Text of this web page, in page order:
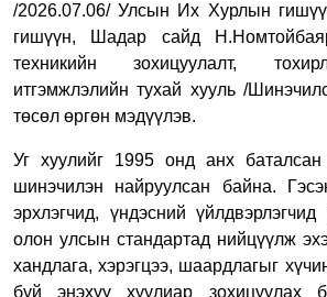
/2026.07.06/ Улсын Их Хурлын
гишүүн, Шадар сайд
техникийн зохицуулалт,
итгэмжлэлийн тухай хууль /
төсөл өргөн мэдүүлэв.
Уг хуулийг 1995 онд анх
шинэчилэн найруулсан байна.
эрхлэгчид, үндэсний
олон улсын стандартад нийцүүлж
хандлага, хэрэгцээ, шаардлагыг
буй энэхүү хуулиар зохицуулах